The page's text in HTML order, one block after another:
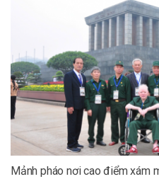
Mảnh pháo nơi cao điểm xám